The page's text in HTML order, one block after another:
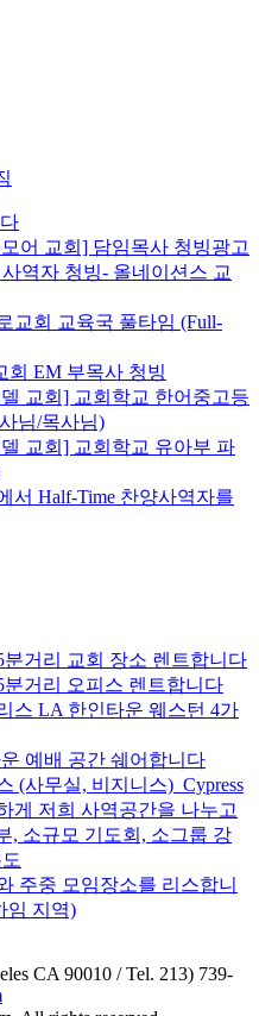
어 교회] 담임목사 청빙광고
역자 청빙- 올네이션스 교
교회 교육국 풀타임 (Full-
회 EM 부목사 청빙
교회] 교회학교 한어중고등
님/목사님)
교회] 교회학교 유아부 파
서 Half-Time 찬양사역자를
분거리 교회 장소 렌트합니다
분거리 오피스 렌트합니다
스 LA 한인타운 웨스턴 4가
예배 공간 쉐어합니다
(사무실, 비지니스)_Cypress
게 저희 사역공간을 나누고
, 소규모 기도회, 소그룹 강
주중 모임장소를 리스합니
임 지역)
CA 90010 / Tel. 213) 739-